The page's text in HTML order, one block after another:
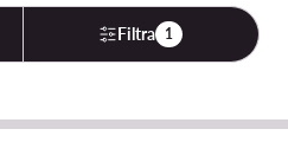
Filtra 1